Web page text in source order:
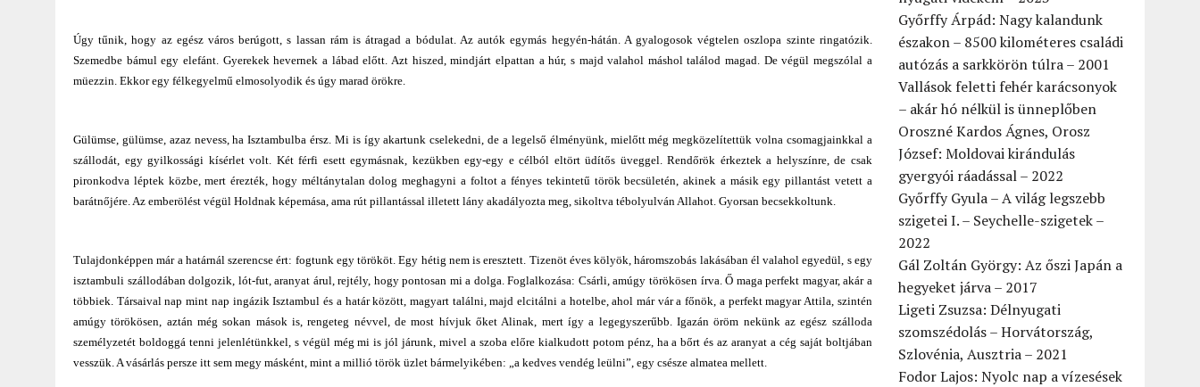
Úgy tűnik, hogy az egész város berúgott, s lassan rám is átragad a bódulat. Az autók egymás hegyén-hátán. A gyalogosok végtelen oszlopa szinte ringatózik.
Szemedbe bámul egy elefánt. Gyerekek hevernek a lábad előtt. Azt hiszed, mindjárt elpattan a húr, s majd valahol máshol találod magad. De végül megszólal a
müezzin. Ekkor egy félkegyelmű elmosolyodik és úgy marad örökre.
Gülümse, gülümse, azaz nevess, ha Isztambulba érsz. Mi is így akartunk cselekedni, de a legelső élményünk, mielőtt még megközelítettük volna csomagjainkkal a
szállodát, egy gyilkossági kísérlet volt. Két férfi esett egymásnak, kezükben egy-egy e célból eltört üdítős üveggel. Rendőrök érkeztek a helyszínre, de csak
pironkodva léptek közbe, mert érezték, hogy méltánytalan dolog meghagyni a foltot a fényes tekintetű török becsületén, akinek a másik egy pillantást vetett a
barátnőjére. Az emberölést végül Holdnak képemása, ama rút pillantással illetett lány akadályozta meg, sikoltva tébolyulván Allahot. Gyorsan becsekkoltunk.
Tulajdonképpen már a határnál szerencse ért: fogtunk egy törököt. Egy hétig nem is eresztett. Tizenöt éves kölyök, háromszobás lakásában él valahol egyedül, s egy
isztambuli szállodában dolgozik, lót-fut, aranyat árul, rejtély, hogy pontosan mi a dolga. Foglalkozása: Csárli, amúgy törökösen írva. Ő maga perfekt magyar, akár a
többiek. Társaival nap mint nap ingázik Isztambul és a határ között, magyart találni, majd elcitálni a hotelbe, ahol már vár a főnök, a perfekt magyar Attila, szintén
amúgy törökösen, aztán még sokan mások is, rengeteg névvel, de most hívjuk őket Alinak, mert így a legegyszerűbb. Igazán öröm nekünk az egész szálloda
személyzetét boldoggá tenni jelenlétünkkel, s végül még mi is jól járunk, mivel a szoba előre kialkudott potom pénz, ha a bőrt és az aranyat a cég saját boltjában
vesszük. A vásárlás persze itt sem megy másként, mint a millió török üzlet bármelyikében: „a kedves vendég leülni”, egy csésze almatea mellett.
Győrffy Árpád: Nagy kalandunk
északon – 8500 kilométeres családi
autózás a sarkkörön túlra – 2001
Vallások feletti fehér karácsonyok
– akár hó nélkül is ünneplőben
Oroszné Kardos Ágnes, Orosz
József: Moldovai kirándulás
gyergyói ráadással – 2022
Győrffy Gyula – A világ legszebb
szigetei I. – Seychelle-szigetek –
2022
Gál Zoltán György: Az őszi Japán a
hegyeket járva – 2017
Ligeti Zsuzsa: Délnyugati
szomszédolás – Horvátország,
Szlovénia, Ausztria – 2021
Fodor Lajos: Nyolc nap a vízesések